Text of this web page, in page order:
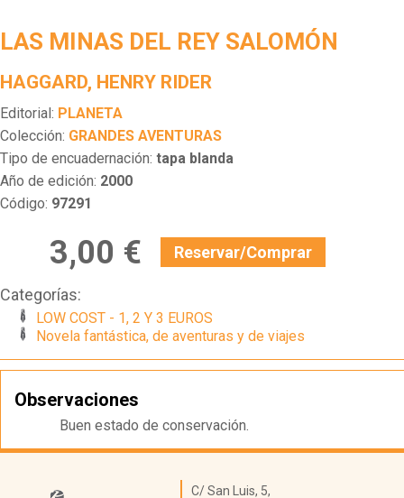
LAS MINAS DEL REY SALOMÓN
HAGGARD, HENRY RIDER
Editorial: PLANETA
Colección: GRANDES AVENTURAS
Tipo de encuadernación: tapa blanda
Año de edición: 2000
Código: 97291
3,00 € Reservar/Comprar
Categorías:
LOW COST - 1, 2 Y 3 EUROS
Novela fantástica, de aventuras y de viajes
Observaciones
Buen estado de conservación.
Librería Kattigara
C/ San Luis, 5,